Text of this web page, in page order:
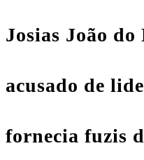
Josias João do
acusado de
fornecia fuzis